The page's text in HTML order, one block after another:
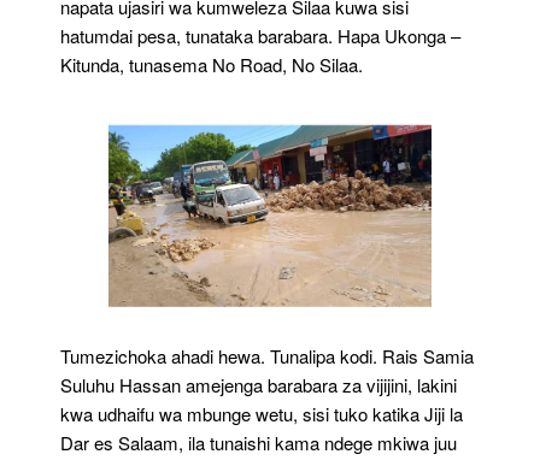
napata ujasiri wa kumweleza Silaa kuwa sisi
hatumdai pesa, tunataka barabara. Hapa Ukonga –
Kitunda, tunasema No Road, No Silaa.
Tumezichoka ahadi hewa. Tunalipa kodi. Rais Samia
Suluhu Hassan amejenga barabara za vijijini, lakini
kwa udhaifu wa mbunge wetu, sisi tuko katika Jiji la
Dar es Salaam, ila tunaishi kama ndege mkiwa juu